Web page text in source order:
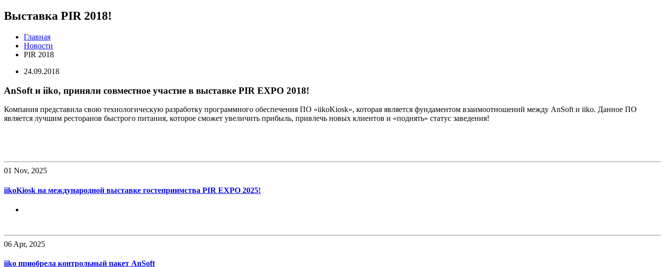
Выставка PIR 2018!
Главная
Новости
PIR 2018
24.09.2018
AnSoft и iiko, приняли совместное участие в выставке PIR EXPO 2018!
Компания представила свою технологическую разработку программного обеспечения ПО «iikoKiosk», которая является фундаментом взаимоотношений между AnSoft и iiko. Данное ПО
является лучшим ресторанов быстрого питания, которое сможет увеличить прибыль, привлечь новых клиентов и «поднять» статус заведения!
01 Nov, 2025
iikoKiosk на международной выставке гостеприимства PIR EXPO 2025!
06 Apr, 2025
iiko приобрела контрольный пакет AnSoft